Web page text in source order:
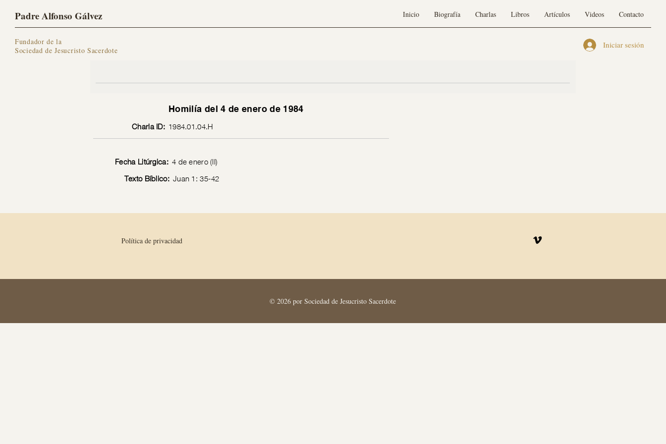
Padre Alfonso Gálvez
Fundador de la
Sociedad de Jesucristo Sacerdote
Inicio Biografía Charlas Libros Artículos Videos Contacto
Iniciar sesión
Homilía del 4 de enero de 1984
Charla ID: 1984.01.04.H
Fecha Litúrgica: 4 de enero (II)
Texto Bíblico: Juan 1: 35-42
Política de privacidad
© 2026 por Sociedad de Jesucristo Sacerdote